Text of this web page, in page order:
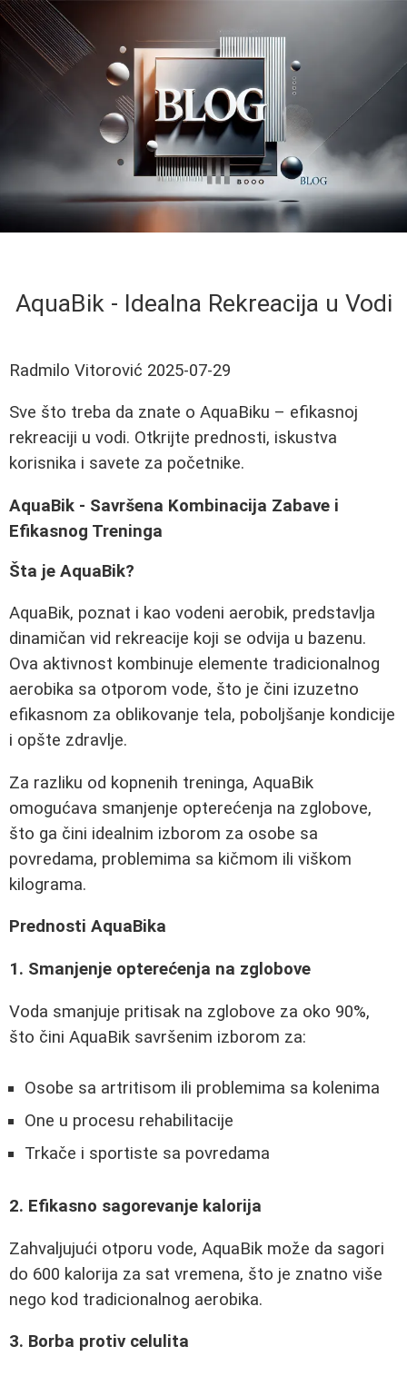
AquaBik - Idealna Rekreacija u Vodi
Radmilo Vitorović 2025-07-29
Sve što treba da znate o AquaBiku – efikasnoj
rekreaciji u vodi. Otkrijte prednosti, iskustva
korisnika i savete za početnike.
AquaBik - Savršena Kombinacija Zabave i
Efikasnog Treninga
Šta je AquaBik?
AquaBik, poznat i kao vodeni aerobik, predstavlja
dinamičan vid rekreacije koji se odvija u bazenu.
Ova aktivnost kombinuje elemente tradicionalnog
aerobika sa otporom vode, što je čini izuzetno
efikasnom za oblikovanje tela, poboljšanje kondicije
i opšte zdravlje.
Za razliku od kopnenih treninga, AquaBik
omogućava smanjenje opterećenja na zglobove,
što ga čini idealnim izborom za osobe sa
povredama, problemima sa kičmom ili viškom
kilograma.
Prednosti AquaBika
1. Smanjenje opterećenja na zglobove
Voda smanjuje pritisak na zglobove za oko 90%,
što čini AquaBik savršenim izborom za:
Osobe sa artritisom ili problemima sa kolenima
One u procesu rehabilitacije
Trkače i sportiste sa povredama
2. Efikasno sagorevanje kalorija
Zahvaljujući otporu vode, AquaBik može da sagori
do 600 kalorija za sat vremena, što je znatno više
nego kod tradicionalnog aerobika.
3. Borba protiv celulita